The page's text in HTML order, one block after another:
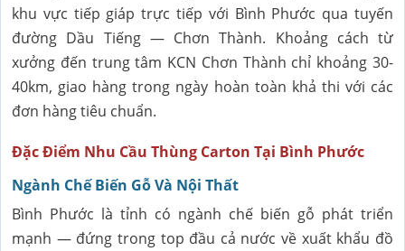
khu vực tiếp giáp trực tiếp với Bình Phước qua tuyến
đường Dầu Tiếng — Chơn Thành. Khoảng cách từ
xưởng đến trung tâm KCN Chơn Thành chỉ khoảng 30-
40km, giao hàng trong ngày hoàn toàn khả thi với các
đơn hàng tiêu chuẩn.
Đặc Điểm Nhu Cầu Thùng Carton Tại Bình Phước
Ngành Chế Biến Gỗ Và Nội Thất
Bình Phước là tỉnh có ngành chế biến gỗ phát triển
mạnh — đứng trong top đầu cả nước về xuất khẩu đồ